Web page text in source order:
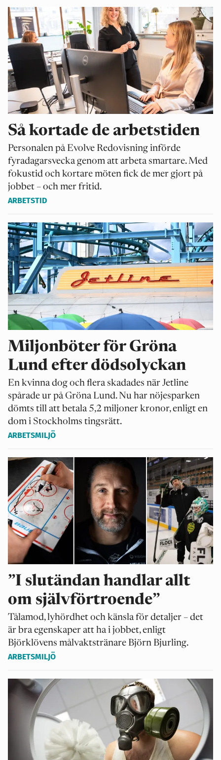
Så kortade de arbetstiden
Personalen på Evolve Redovisning införde
fyradagarsvecka genom att arbeta smartare. Med
fokustid och kortare möten fick de mer gjort på
jobbet – och mer fritid.
ARBETSTID
Miljonböter för Gröna
Lund efter dödsolyckan
En kvinna dog och flera skadades när Jetline
spårade ur på Gröna Lund. Nu har nöjesparken
dömts till att betala 5,2 miljoner kronor, enligt en
dom i Stockholms tingsrätt.
ARBETSMILJÖ
”I slutändan handlar allt
om självförtroende”
Tålamod, lyhördhet och känsla för detaljer – det
är bra egenskaper att ha i jobbet, enligt
Björklövens målvaktstränare Björn Bjurling.
ARBETSMILJÖ